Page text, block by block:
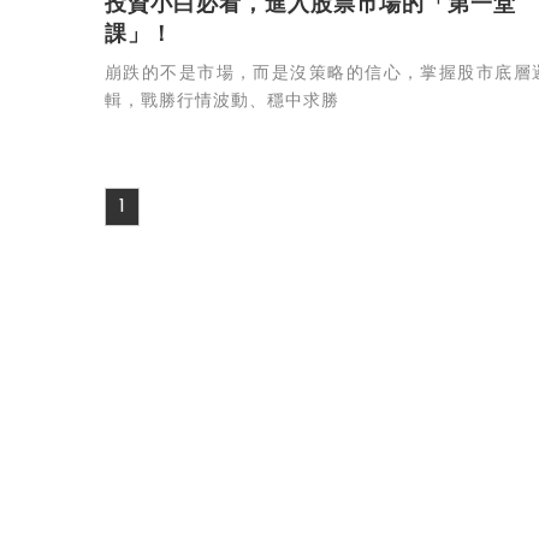
投資小白必看，進入股票市場的「第一堂
課」！
崩跌的不是市場，而是沒策略的信心，掌握股市底層
輯，戰勝行情波動、穩中求勝
1